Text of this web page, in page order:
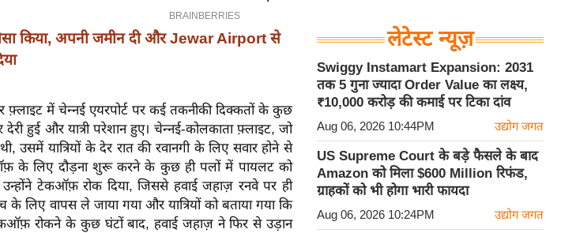
किया, अपनी जमीन दी और Jewar Airport से
फ़्लाइट में चेन्नई एयरपोर्ट पर कई तकनीकी दिक्कतों के कुछ
हुई और यात्री परेशान हुए। चेन्नई-कोलकाता फ़्लाइट, जो
उसमें यात्रियों के देर रात की रवानगी के लिए सवार होने से
के लिए दौड़ना शुरू करने के कुछ ही पलों में पायलट को
टेकऑफ़ रोक दिया, जिससे हवाई जहाज़ रनवे पर ही
लिए वापस ले जाया गया और यात्रियों को बताया गया कि
टेकऑफ़ रोकने के कुछ घंटों बाद, हवाई जहाज़ ने फिर से उड़ान
लेटेस्ट न्यूज़
Swiggy Instamart Expansion: 2031
तक 5 गुना ज्यादा Order Value का लक्ष्य,
₹10,000 करोड़ की कमाई पर टिका दांव
Aug 06, 2026 10:44PM उद्योग जगत
US Supreme Court के बड़े फैसले के बाद
Amazon को मिला $600 Million रिफंड,
ग्राहकों को भी होगा भारी फायदा
Aug 06, 2026 10:24PM उद्योग जगत